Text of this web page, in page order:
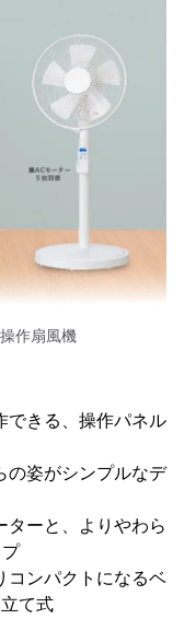
作扇風機
できる、操作パネル
の姿がシンプルなデ
ターと、よりやわら
コンパクトになるベ
て式